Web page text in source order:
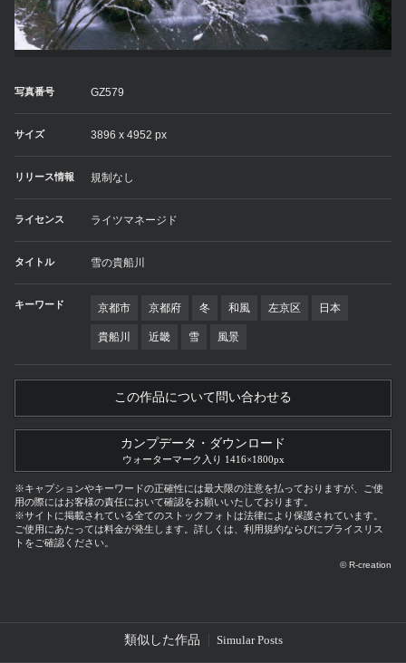
写真番号 GZ579
サイズ 3896 x 4952 px
リリース情報 規制なし
ライセンス ライツマネージド
タイトル 雪の貴船川
キーワード 京都市 京都府 冬 和風 左京区 日本
貴船川 近畿 雪 風景
この作品について問い合わせる
カンプデータ・ダウンロード
ウォーターマーク入り 1416×1800px
※キャプションやキーワードの正確性には最大限の注意を払っておりますが、ご使
用の際にはお客様の責任において確認をお願いいたしております。
※サイトに掲載されている全てのストックフォトは法律により保護されています。
ご使用にあたっては料金が発生します。詳しくは、利用規約ならびにプライスリス
トをご確認ください。
© R-creation
類似した作品 Simular Posts